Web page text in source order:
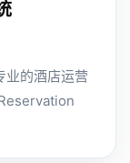
业的酒店运营